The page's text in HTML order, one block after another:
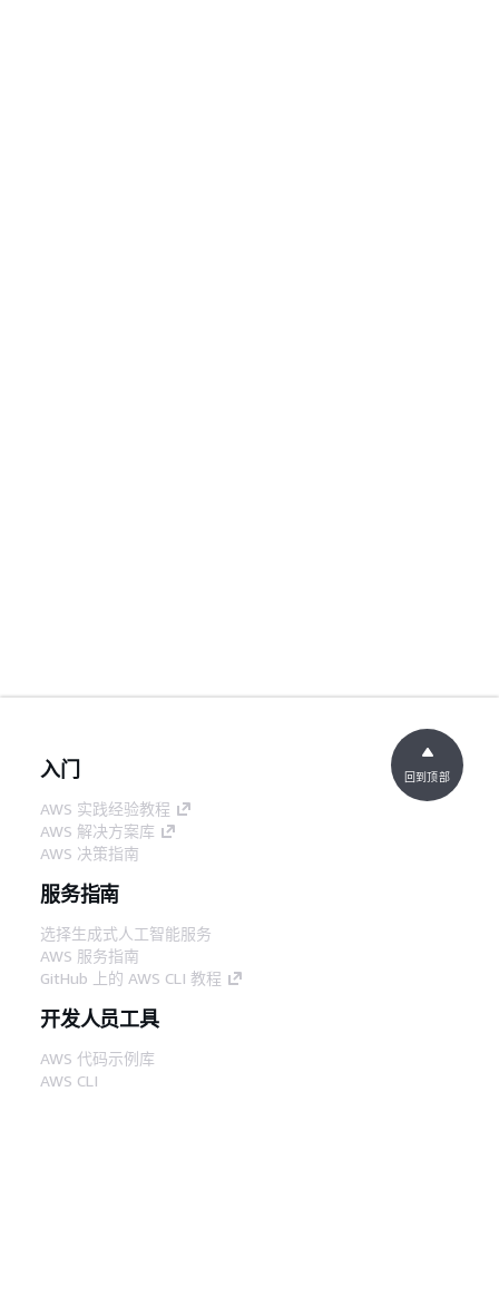
入门
AWS 实践经验教程
AWS 解决方案库
AWS 决策指南
服务指南
选择生成式人工智能服务
AWS 服务指南
GitHub 上的 AWS CLI 教程
开发人员工具
AWS 代码示例库
AWS CLI
回到顶部